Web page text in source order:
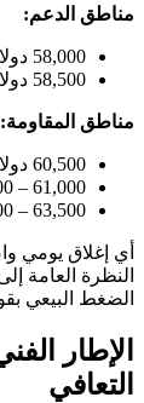
مناطق الدعم:
58,000 دولار (دعم رئيسي)
58,500 دولار (دعم فرعي)
مناطق المقاومة:
60,500 دولار
61,000 – 62,000 دولار (منطقة قرار الاتجاه)
63,500 – 64,000 دولار (مقاومة ممتدة)
أي إغلاق يومي
الضغط البيعي
الإطار
التعافي